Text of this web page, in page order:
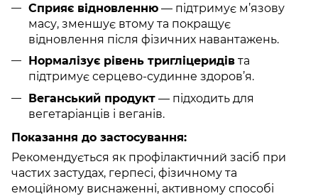
Сприяє відновленню — підтримує м’язову
масу, зменшує втому та покращує
відновлення після фізичних навантажень.
Нормалізує рівень тригліцеридів та
підтримує серцево-судинне здоров’я.
Веганський продукт — підходить для
вегетаріанців і веганів.
Показання до застосування:
Рекомендується як профілактичний засіб при
частих застудах, герпесі, фізичному та
емоційному виснаженні, активному способі